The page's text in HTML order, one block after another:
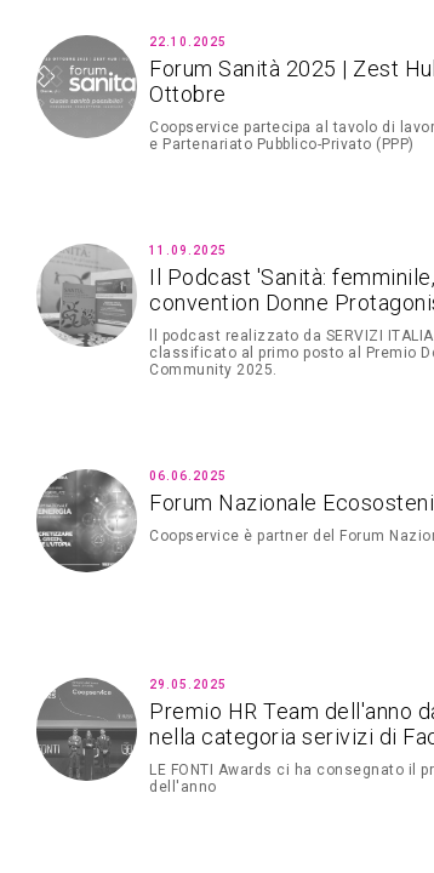
22.10.2025
Forum Sanità 2025 | Zest
Ottobre
Coopservice partecipa al tavolo di
e Partenariato Pubblico-Privato (PPP)
11.09.2025
Il Podcast 'Sanità:
convention Donne
ll podcast realizzato da SERVIZI
classificato al primo posto al Premio
Community 2025.
06.06.2025
Forum Nazionale
Coopservice è partner del Forum
29.05.2025
Premio HR Team dell'anno
nella categoria serivizi di
LE FONTI Awards ci ha consegnato il
dell'anno